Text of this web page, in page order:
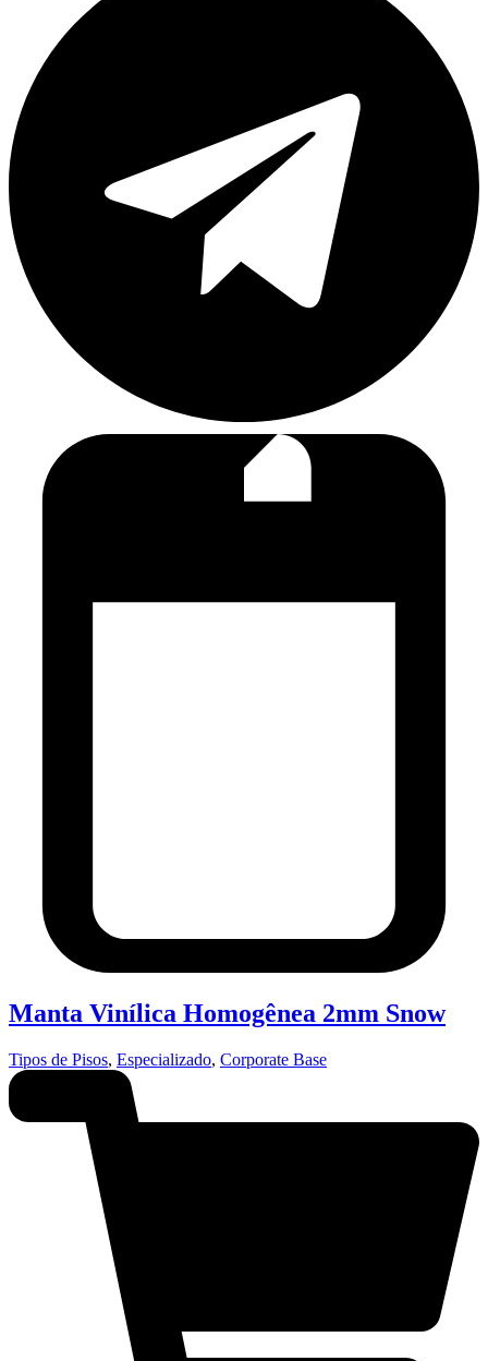
Manta Vinílica Homogênea 2mm Snow
Tipos de Pisos, Especializado, Corporate Base